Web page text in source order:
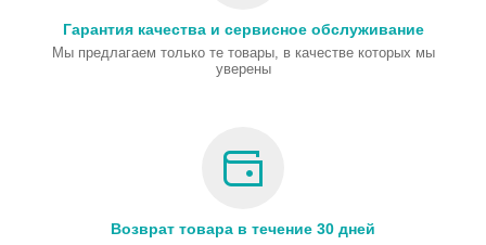
Гарантия качества и сервисное обслуживание
Мы предлагаем только те товары, в качестве которых мы
уверены
Возврат товара в течение 30 дней